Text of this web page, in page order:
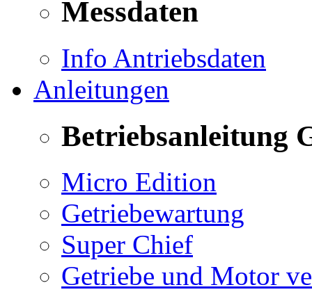
Messdaten
Info Antriebsdaten
Anleitungen
Betriebsanleitung
Micro Edition
Getriebewartung
Super Chief
Getriebe und Motor